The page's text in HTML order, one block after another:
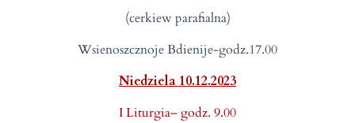
(cerkiew parafialna)
Wsienoszcznoje Bdienije-godz.17.00
Niedziela 10.12.2023
I Liturgia– godz. 9.00